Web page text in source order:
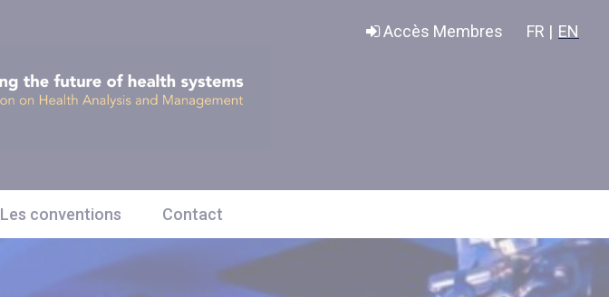
Accès Membres FR | EN
Les conventions Contact